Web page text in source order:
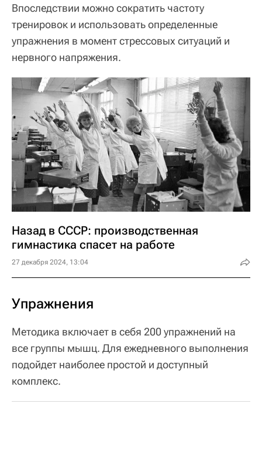
Впоследствии можно сократить частоту
тренировок и использовать определенные
упражнения в момент стрессовых ситуаций и
нервного напряжения.
Назад в СССР: производственная
гимнастика спасет на работе
27 декабря 2024, 13:04
Упражнения
Методика включает в себя 200 упражнений на
все группы мышц. Для ежедневного выполнения
подойдет наиболее простой и доступный
комплекс.